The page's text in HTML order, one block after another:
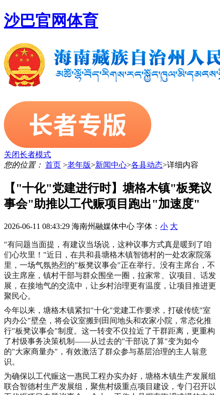
沙巴官网体育
关闭长者模式
您的位置： 首页 >老年版>新闻中心>各县动态>详细内容
【"十化"党建进行时】塘格木镇"板凳议
事会"助推以工代赈项目跑出"加速度"
2026-06-11 08:43:29 海南州融媒体中心 字体： 小 大
"有问题当面提，有建议当场说，这种议事方式真是暖到了咱
们心坎里！"近日，在共和县塘格木镇智德村的一处农家院落
里，一场气氛热烈的"板凳议事会"正在举行。没有主席台，不
设主席座，镇村干部与群众围坐一圈，拉家常、议项目、话发
展，在接地气的交流中，让乡村治理更有温度，让项目推进更
聚民心。
今年以来，塘格木镇紧扣"十化"党建工作要求，打破传统"室
内办公"壁垒，将会议室搬到田间地头和农家小院，常态化推
行"板凳议事会"制度。这一转变不仅拉近了干群距离，更重构
了村级事务决策机制——从过去的"干部说了算"变为如今
的"大家商量办"，有效激活了群众参与基层治理的主人翁意
识。
为确保以工代赈这一惠民工程办实办好，塘格木镇生产发展组
联合智德村生产发展组，聚焦村级重点项目建设，专门召开以